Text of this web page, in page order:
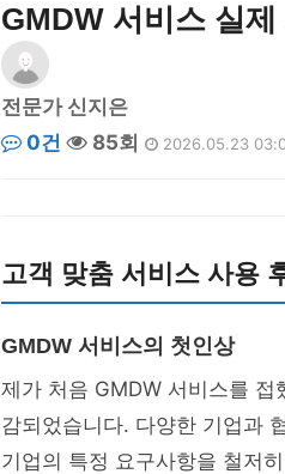
GMDW 서비스 실
전문가 신지은
0건
85회 2026.05.23
고객 맞춤 서비스 사용
GMDW 서비스의 첫인상
제가 처음 GMDW 서비스를
감되었습니다. 다양한 기업과
기업의 특정 요구사항을 철저